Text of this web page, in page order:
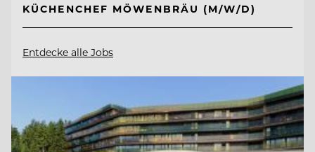
KÜCHENCHEF MÖWENBRÄU (M/W/D)
Entdecke alle Jobs